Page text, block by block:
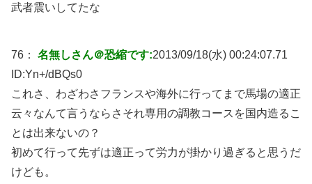
武者震いしてたな
76： 名無しさん＠恐縮です:2013/09/18(水) 00:24:07.71
ID:Yn+/dBQs0
これさ、わざわさフランスや海外に行ってまで馬場の適正
云々なんて言うならさそれ専用の調教コースを国内造るこ
とは出来ないの？
初めて行って先ずは適正って労力が掛かり過ぎると思うだ
けども。